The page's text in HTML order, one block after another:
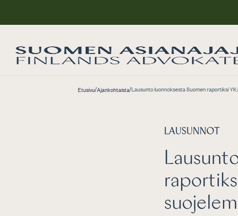
Etusivu/Ajankohtaista/Lausunto luonnoksesta Suomen raportiksi
LAUSUNNOT